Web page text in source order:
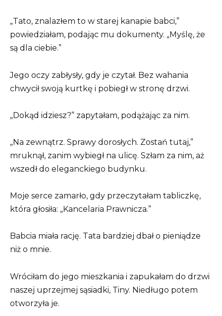
„Tato, znalazłem to w starej kanapie babci,”
powiedziałam, podając mu dokumenty. „Myślę, że
są dla ciebie.”
Jego oczy zabłysły, gdy je czytał. Bez wahania
chwycił swoją kurtkę i pobiegł w stronę drzwi.
„Dokąd idziesz?” zapytałam, podążając za nim.
„Na zewnątrz. Sprawy dorosłych. Zostań tutaj,”
mruknął, zanim wybiegł na ulicę. Szłam za nim, aż
wszedł do eleganckiego budynku.
Moje serce zamarło, gdy przeczytałam tabliczkę,
która głosiła: „Kancelaria Prawnicza.”
Babcia miała rację. Tata bardziej dbał o pieniądze
niż o mnie.
Wróciłam do jego mieszkania i zapukałam do drzwi
naszej uprzejmej sąsiadki, Tiny. Niedługo potem
otworzyła je.